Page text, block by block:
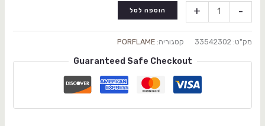
-
+ הוספה לסל
מק"ט: 33542302 קטגוריה: PORFLAME
Guaranteed Safe Checkout